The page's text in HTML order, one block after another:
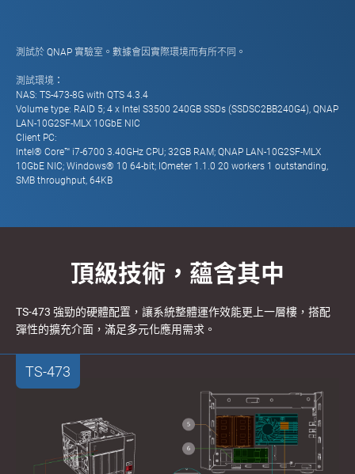
測試於 QNAP 實驗室。數據會因實際環境而有所不同。
測試環境：
NAS: TS-473-8G with QTS 4.3.4
Volume type: RAID 5; 4 x Intel S3500 240GB SSDs (SSDSC2BB240G4), QNAP
LAN-10G2SF-MLX 10GbE NIC
Client PC:
Intel® Core™ i7-6700 3.40GHz CPU; 32GB RAM; QNAP LAN-10G2SF-MLX
10GbE NIC; Windows® 10 64-bit; IOmeter 1.1.0 20 workers 1 outstanding,
SMB throughput, 64KB
頂級技術，蘊含其中
TS-473 強勁的硬體配置，讓系統整體運作效能更上一層樓，搭配
彈性的擴充介面，滿足多元化應用需求。
TS-473